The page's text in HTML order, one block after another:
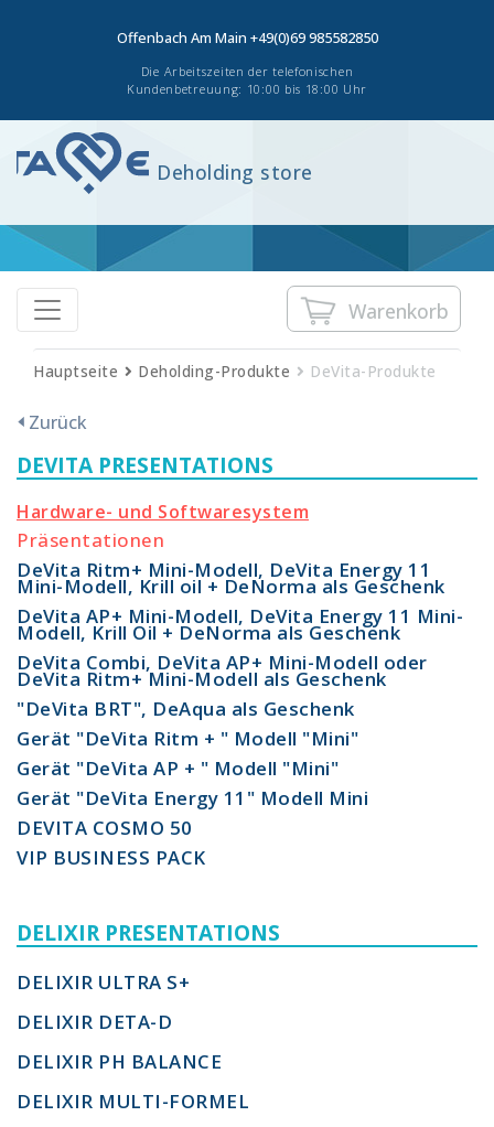
Offenbach Am Main +49(0)69 985582850
Die Arbeitszeiten der telefonischen
Kundenbetreuung: 10:00 bis 18:00 Uhr
Deholding store
Warenkorb
Hauptseite Deholding-Produkte DeVita-Produkte
Zurück
DEVITA PRESENTATIONS
Hardware- und Softwaresystem
Präsentationen
DeVita Ritm+ Mini-Modell, DeVita Energy 11
Mini-Modell, Krill oil + DeNorma als Geschenk
DeVita AP+ Mini-Modell, DeVita Energy 11 Mini-
Modell, Krill Oil + DeNorma als Geschenk
DeVita Combi, DeVita AP+ Mini-Modell oder
DeVita Ritm+ Mini-Modell als Geschenk
"DeVita BRT", DeAqua als Geschenk
Gerät "DeVita Ritm + " Modell "Mini"
Gerät "DeVita AP + " Modell "Mini"
Gerät "DeVita Energy 11" Modell Mini
DEVITA COSMO 50
VIP BUSINESS PACK
DELIXIR PRESENTATIONS
DELIXIR ULTRA S+
DELIXIR DETA-D
DELIXIR PH BALANCE
DELIXIR MULTI-FORMEL